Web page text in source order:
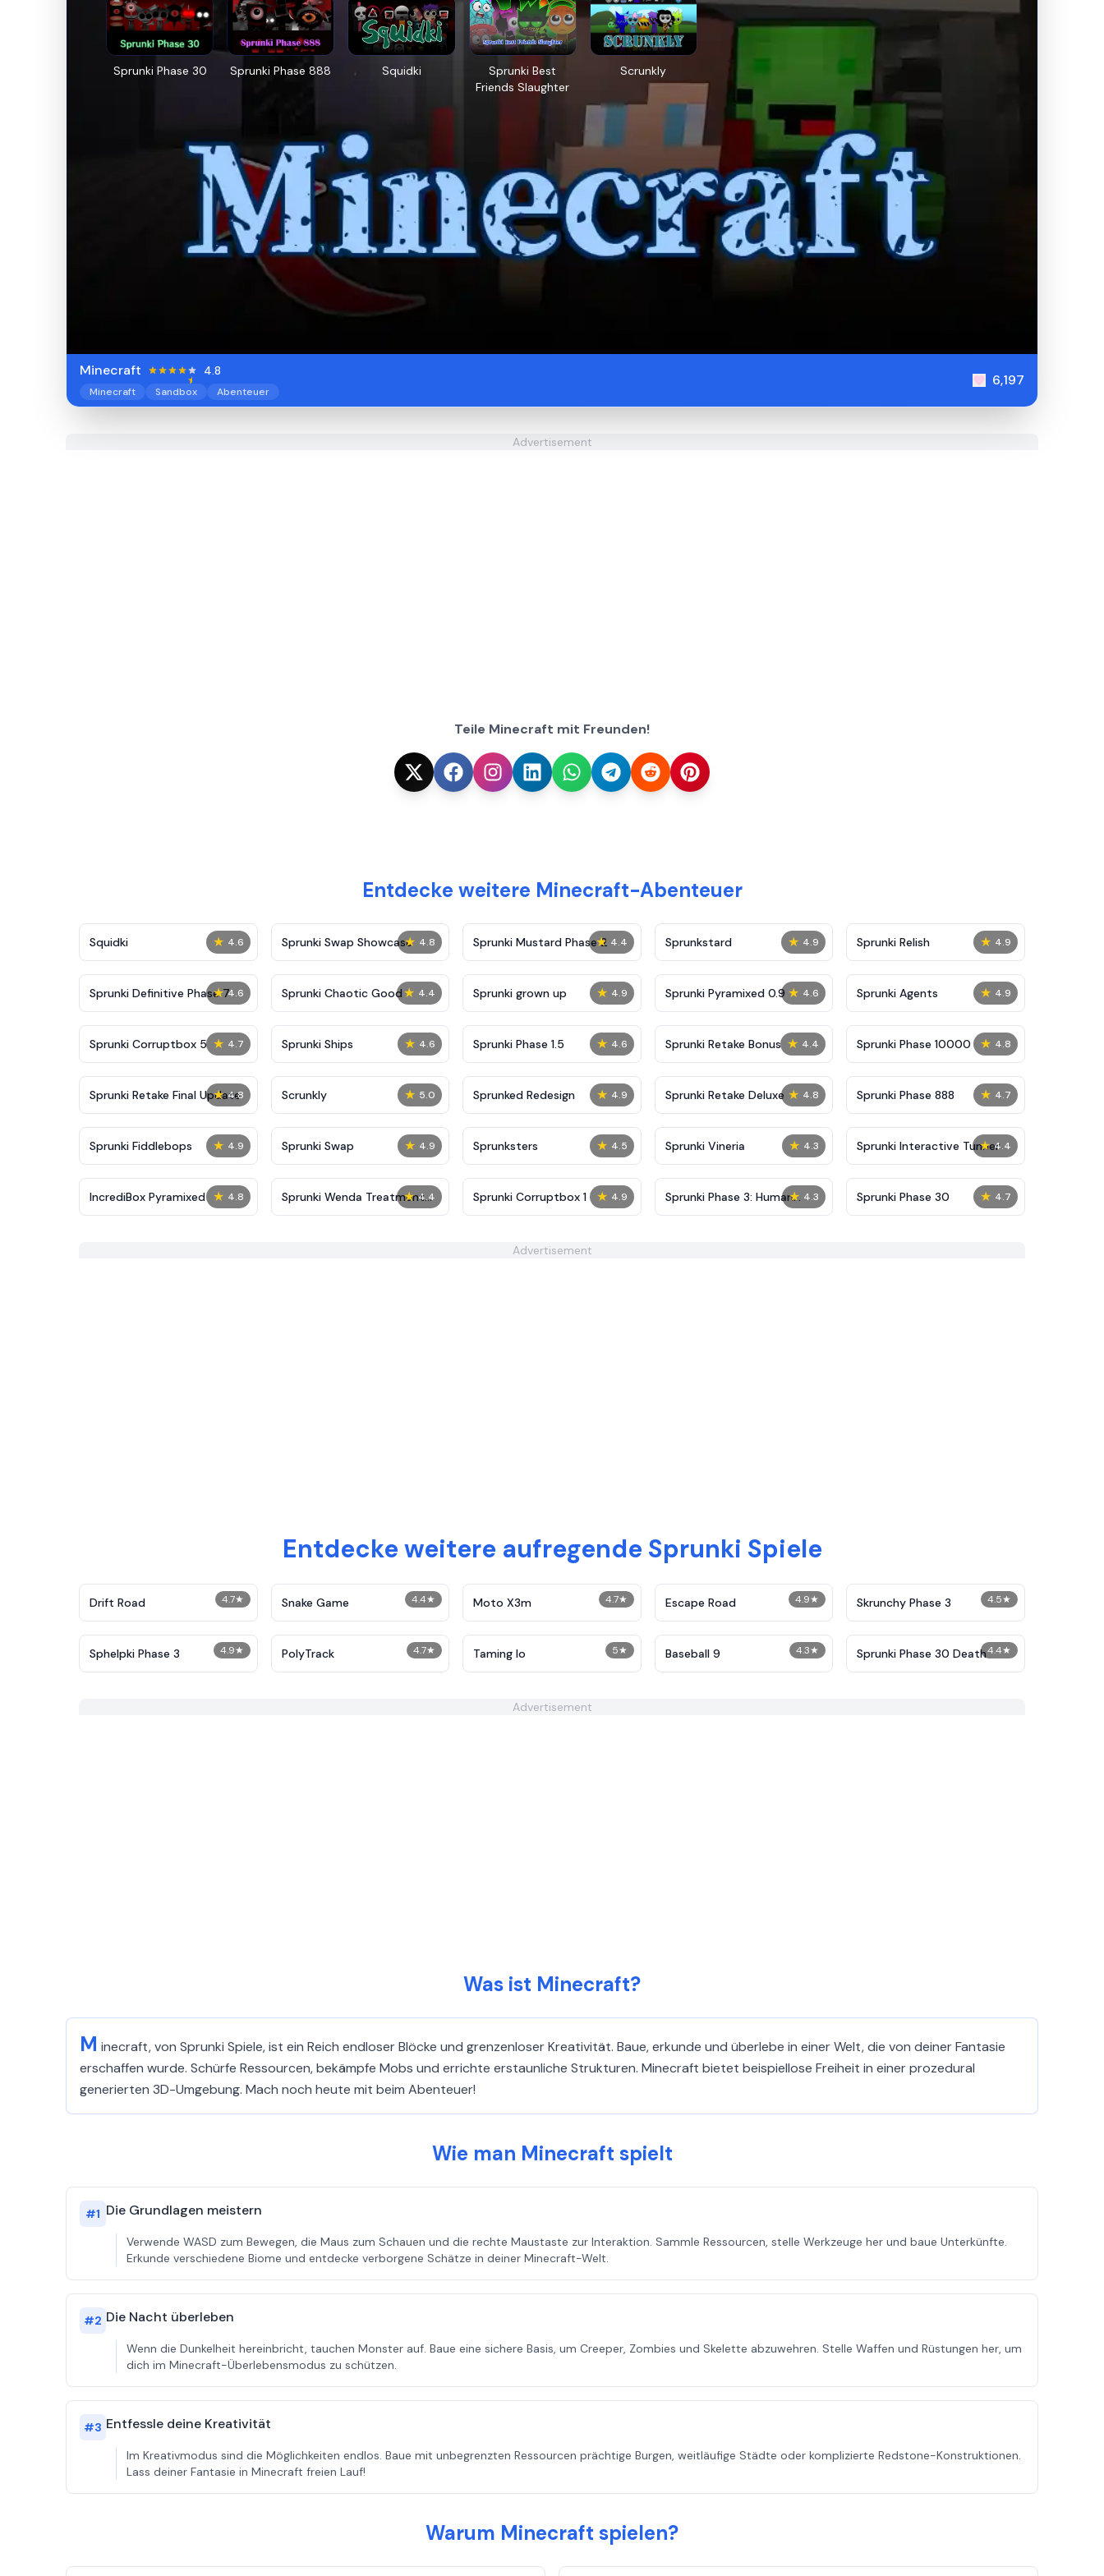
Sprunki Phase 30 Sprunki Phase 888 Squidki
Sprunki Best
Friends Slaughter
Scrunkly
Minecraft 4.8
Minecraft Sandbox Abenteuer
6,197
Advertisement
Teile Minecraft mit Freunden!
Entdecke weitere Minecraft-Abenteuer
★ 4.6
Squidki ★ 4.8
Sprunki Swap Showcase ★ 4.4
Sprunki Mustard Phase 2 ★ 4.9
Sprunkstard ★ 4.9
Sprunki Relish
★ 4.6
Sprunki Definitive Phase 7 ★ 4.4
Sprunki Chaotic Good ★ 4.9
Sprunki grown up ★ 4.6
Sprunki Pyramixed 0.9 ★ 4.9
Sprunki Agents
★ 4.7
Sprunki Corruptbox 5 ★ 4.6
Sprunki Ships ★ 4.6
Sprunki Phase 1.5 ★ 4.4
Sprunki Retake Bonus ★ 4.8
Sprunki Phase 10000
★ 4.8
Sprunki Retake Final Update ★ 5.0
Scrunkly ★ 4.9
Sprunked Redesign ★ 4.8
Sprunki Retake Deluxe ★ 4.7
Sprunki Phase 888
★ 4.9
Sprunki Fiddlebops ★ 4.9
Sprunki Swap ★ 4.5
Sprunksters ★ 4.3
Sprunki Vineria ★ 4.4
Sprunki Interactive Tunner
★ 4.8
IncrediBox Pyramixed ★ 4.4
Sprunki Wenda Treatment
Phase 40
★ 4.9
Sprunki Corruptbox 1 ★ 4.3
Sprunki Phase 3: Human
Edition
★ 4.7
Sprunki Phase 30
Advertisement
Entdecke weitere aufregende Sprunki Spiele
4.7★
Drift Road 4.4★
Snake Game 4.7★
Moto X3m 4.9★
Escape Road 4.5★
Skrunchy Phase 3
4.9★
Sphelpki Phase 3 4.7★
PolyTrack 5★
Taming Io 4.3★
Baseball 9 4.4★
Sprunki Phase 30 Death
Advertisement
Was ist Minecraft?
M inecraft, von Sprunki Spiele, ist ein Reich endloser Blöcke und grenzenloser Kreativität. Baue, erkunde und überlebe in einer Welt, die von deiner Fantasie
erschaffen wurde. Schürfe Ressourcen, bekämpfe Mobs und errichte erstaunliche Strukturen. Minecraft bietet beispiellose Freiheit in einer prozedural
generierten 3D-Umgebung. Mach noch heute mit beim Abenteuer!
Wie man Minecraft spielt
#1 Die Grundlagen meistern
Verwende WASD zum Bewegen, die Maus zum Schauen und die rechte Maustaste zur Interaktion. Sammle Ressourcen, stelle Werkzeuge her und baue Unterkünfte.
Erkunde verschiedene Biome und entdecke verborgene Schätze in deiner Minecraft-Welt.
#2 Die Nacht überleben
Wenn die Dunkelheit hereinbricht, tauchen Monster auf. Baue eine sichere Basis, um Creeper, Zombies und Skelette abzuwehren. Stelle Waffen und Rüstungen her, um
dich im Minecraft-Überlebensmodus zu schützen.
#3 Entfessle deine Kreativität
Im Kreativmodus sind die Möglichkeiten endlos. Baue mit unbegrenzten Ressourcen prächtige Burgen, weitläufige Städte oder komplizierte Redstone-Konstruktionen.
Lass deiner Fantasie in Minecraft freien Lauf!
Warum Minecraft spielen?